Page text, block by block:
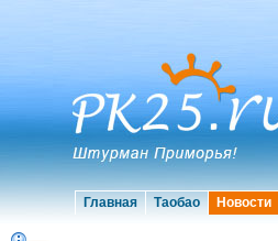
Главная Таобао Новости